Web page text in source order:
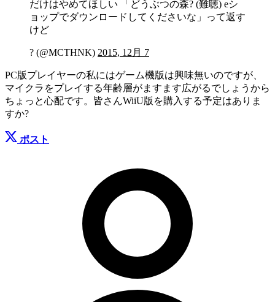
だけはやめてほしい 「どうぶつの森? (難聴) eシ
ョップでダウンロードしてくださいな」って返す
けど
? (@MCTHNK) 2015, 12月 7
PC版プレイヤーの私にはゲーム機版は興味無いのですが、
マイクラをプレイする年齢層がますます広がるでしょうから
ちょっと心配です。皆さんWiiU版を購入する予定はありま
すか?
ポスト